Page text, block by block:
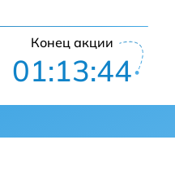
Конец акции
01:13:43